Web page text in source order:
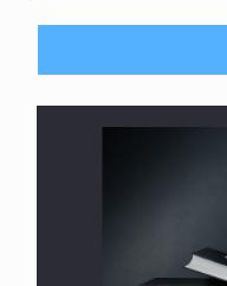
أو الهجرية؟